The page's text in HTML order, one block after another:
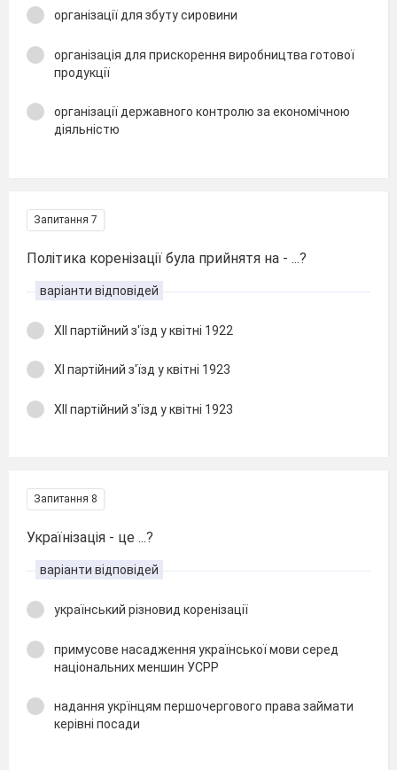
організації для збуту сировини
організація для прискорення виробництва готової
продукції
організації державного контролю за економічною
діяльністю
Запитання 7
Політика коренізації була прийнятя на - ...?
варіанти відповідей
ХІІ партійний з'їзд у квітні 1922
ХІ партійний з'їзд у квітні 1923
ХІІ партійний з'їзд у квітні 1923
Запитання 8
Українізація - це ...?
варіанти відповідей
український різновид коренізації
примусове насадження української мови серед
національних меншин УСРР
надання укрїнцям першочергового права займати
керівні посади